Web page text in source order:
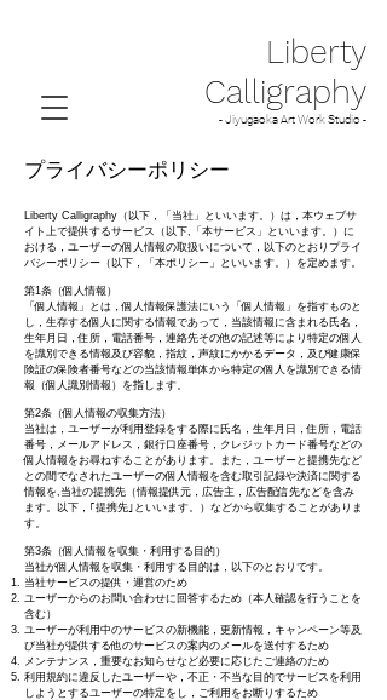
Liberty
Calligraphy
- Jiyugaoka Art Work Studio -
プライバシーポリシー
Liberty Calligraphy（以下，「当社」といいます。）は，本ウェブサ
イト上で提供するサービス（以下,「本サービス」といいます。）に
おける，ユーザーの個人情報の取扱いについて，以下のとおりプライ
バシーポリシー（以下，「本ポリシー」といいます。）を定めます。
第1条（個人情報）
「個人情報」とは，個人情報保護法にいう「個人情報」を指すものと
し，生存する個人に関する情報であって，当該情報に含まれる氏名，
生年月日，住所，電話番号，連絡先その他の記述等により特定の個人
を識別できる情報及び容貌，指紋，声紋にかかるデータ，及び健康保
険証の保険者番号などの当該情報単体から特定の個人を識別できる情
報（個人識別情報）を指します。
第2条（個人情報の収集方法）
当社は，ユーザーが利用登録をする際に氏名，生年月日，住所，電話
番号，メールアドレス，銀行口座番号，クレジットカード番号などの
個人情報をお尋ねすることがあります。また，ユーザーと提携先など
との間でなされたユーザーの個人情報を含む取引記録や決済に関する
情報を,当社の提携先（情報提供元，広告主，広告配信先などを含み
ます。以下，｢提携先｣といいます。）などから収集することがありま
す。
第3条（個人情報を収集・利用する目的）
当社が個人情報を収集・利用する目的は，以下のとおりです。
当社サービスの提供・運営のため
ユーザーからのお問い合わせに回答するため（本人確認を行うことを
含む）
ユーザーが利用中のサービスの新機能，更新情報，キャンペーン等及
び当社が提供する他のサービスの案内のメールを送付するため
メンテナンス，重要なお知らせなど必要に応じたご連絡のため
利用規約に違反したユーザーや，不正・不当な目的でサービスを利用
しようとするユーザーの特定をし，ご利用をお断りするため